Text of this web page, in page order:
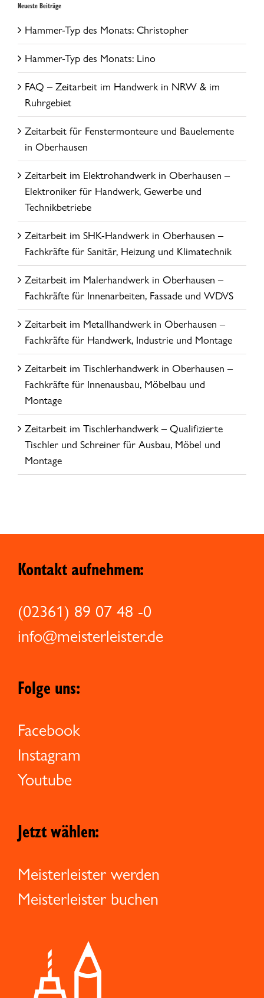
Neueste Beiträge
Hammer-Typ des Monats: Christopher
Hammer-Typ des Monats: Lino
FAQ – Zeitarbeit im Handwerk in NRW & im
Ruhrgebiet
Zeitarbeit für Fenstermonteure und Bauelemente
in Oberhausen
Zeitarbeit im Elektrohandwerk in Oberhausen –
Elektroniker für Handwerk, Gewerbe und
Technikbetriebe
Zeitarbeit im SHK-Handwerk in Oberhausen –
Fachkräfte für Sanitär, Heizung und Klimatechnik
Zeitarbeit im Malerhandwerk in Oberhausen –
Fachkräfte für Innenarbeiten, Fassade und WDVS
Zeitarbeit im Metallhandwerk in Oberhausen –
Fachkräfte für Handwerk, Industrie und Montage
Zeitarbeit im Tischlerhandwerk in Oberhausen –
Fachkräfte für Innenausbau, Möbelbau und
Montage
Zeitarbeit im Tischlerhandwerk – Qualifizierte
Tischler und Schreiner für Ausbau, Möbel und
Montage
Kontakt aufnehmen:
(02361) 89 07 48 -0
info@meisterleister.de
Folge uns:
Facebook
Instagram
Youtube
Jetzt wählen:
Meisterleister werden
Meisterleister buchen